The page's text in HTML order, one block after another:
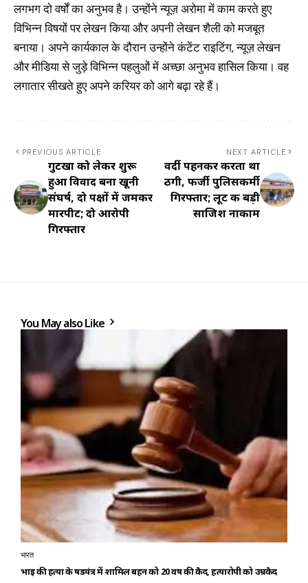
लगभग दो वर्षों का अनुभव है। उन्होंने न्यूज़ अरोमा में काम करते हुए
विभिन्न विषयों पर लेखन किया और अपनी लेखन शैली को मजबूत
बनाया। अपने कार्यकाल के दौरान उन्होंने कंटेंट राइटिंग, न्यूज़ लेखन
और मीडिया से जुड़े विभिन्न पहलुओं में अच्छा अनुभव हासिल किया। वह
लगातार सीखते हुए अपने करियर को आगे बढ़ा रहे हैं।
PREVIOUS ARTICLE
गुटखा को लेकर शुरू
हुआ विवाद बना खूनी
संघर्ष, दो पक्षों में जमकर
मारपीट; दो आरोपी
गिरफ्तार
NEXT ARTICLE
वर्दी पहनकर करता था
ठगी, फर्जी पुलिसकर्मी
गिरफ्तार; लूट की बड़ी
साजिश नाकाम
You May also Like
भारत
भाई की हत्या के षडयंत्र में शामिल बहन को 20 वर्ष की कैद, हत्यारोपी को उम्रकैद